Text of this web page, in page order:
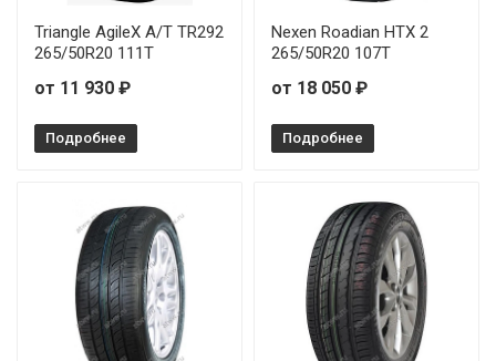
Triangle AgileX A/T TR292
265/50R20 111T
от 11 930 ₽
Подробнее
Nexen Roadian HTX 2
265/50R20 107T
от 18 050 ₽
Подробнее